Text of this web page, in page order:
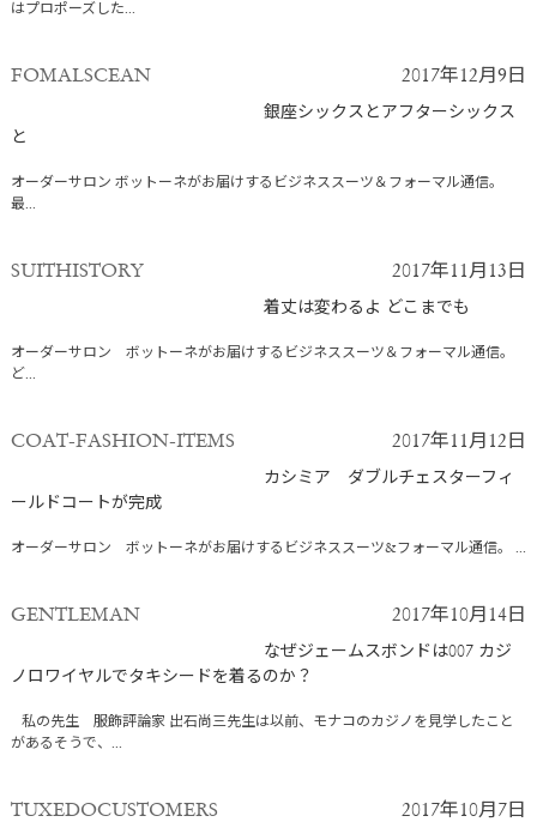
はプロポーズした...
FOMALSCEAN 2017年12月9日
銀座シックスとアフターシックス
と
オーダーサロン ボットーネがお届けするビジネススーツ＆フォーマル通信。
最...
SUITHISTORY 2017年11月13日
着丈は変わるよ どこまでも
オーダーサロン ボットーネがお届けするビジネススーツ＆フォーマル通信。
ど...
COAT-FASHION-ITEMS 2017年11月12日
カシミア ダブルチェスターフィ
ールドコートが完成
オーダーサロン ボットーネがお届けするビジネススーツ&フォーマル通信。 ...
GENTLEMAN 2017年10月14日
なぜジェームスボンドは007 カジ
ノロワイヤルでタキシードを着るのか？
私の先生 服飾評論家 出石尚三先生は以前、モナコのカジノを見学したこと
があるそうで、...
TUXEDOCUSTOMERS 2017年10月7日